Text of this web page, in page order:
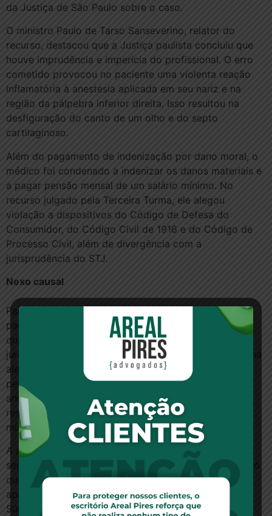
da Justiça de São Paulo sobre o caso.
O ministro Paulo de Tarso Sanseverino, relator do
recurso, destacou que a Justiça paulista concluiu que
houve imprudência e imperícia do profissional. O erro
cometido provocou no paciente uma violenta reação
inflamatória à anestesia aplicada em seu nariz e na
região da pálpebra inferior direita. Isso resultou na
desfiguração do canto de um olho e do septo
cartilaginoso.
Além do pagamento de indenização por dano moral, o
médico foi condenado a indenizar os danos materiais e
a pagar pensão mensal de um salário mínimo. No
recurso julgado pela Terceira Turma, ele alegou
violação a dispositivos do Código de Defesa do
Consumidor, do Código Civil de 1916 e do Código de
Processo Civil, além de divergência com a
jurisprudência do STJ.
Nexo causal
Para o ministro Sanseverino, a decisão da Justiça
paulista está suficientemente fundamentada, sem
qualquer omissão ou negativa de prestação
jurisdicional. Ele observou que, embora o médico tenha
alegado falta de comprovação de culpa, o laudo
pericial reconheceu o nexo causal entre a infiltração
anterior à cirurgia e a infecção. O médico foi o
responsável pelos medicamentos misturados e
ministrados antes da cirurgia.
A análise de algumas das alegações do médico,
segundo o ministro, demandariam revisão de provas, o
que é proibido pela Súmula 7. Outras não foram
apreciadas pelo tribunal estadual, incidindo assim a
Súmula 211. O relator entendeu também que a